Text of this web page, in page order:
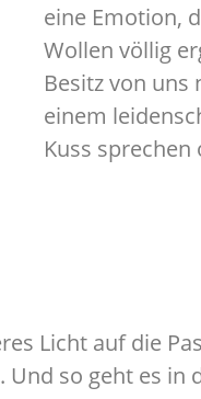
eine Emotion,
Wollen völlig
Besitz von
einem
Kuss
Licht auf die
Und so geht es